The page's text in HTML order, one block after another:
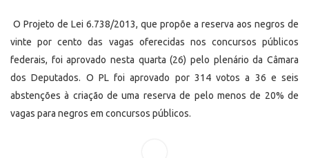
O Projeto de Lei 6.738/2013, que propõe a reserva aos negros de
vinte por cento das vagas oferecidas nos concursos públicos
federais, foi aprovado nesta quarta (26) pelo plenário da Câmara
dos Deputados. O PL foi aprovado por 314 votos a 36 e seis
abstenções à criação de uma reserva de pelo menos de 20% de
vagas para negros em concursos públicos.